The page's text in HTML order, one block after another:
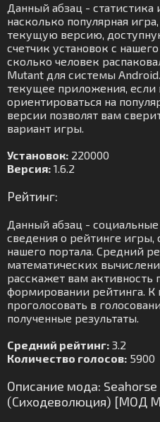
Данный абзац - статистика
насколько популярная
текущую версию,
счетчик установок с
сколько человек
Mutant для системы
текущее приложения,
ориентироваться на
версии позволят вам
вариант игры.
Установок: 220000
Версия: 1.6.2
Рейтинг:
Данный абзац -
сведения о рейтинге игры,
нашего портала. Средний
математических
расскажет вам активность
формировании рейтинга.
проголосовать в
полученные результаты.
Средний рейтинг: 3.2
Количество голосов: 5900
Описание мода:
(Сиходеволюция) [МОД